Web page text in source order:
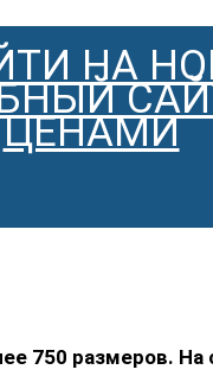
НА
ЦЕНАМИ
750 размеров. На